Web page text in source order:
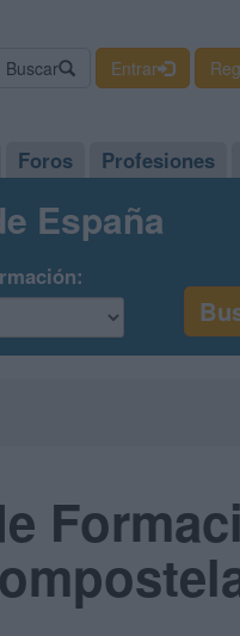
Buscar Entrar
Foros Profesiones
España